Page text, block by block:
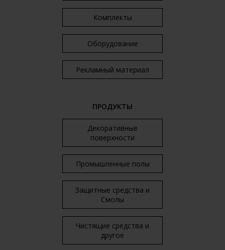
Комплекты
Оборудование
Рекламный материал
ПРОДУКТЫ
Декоративные
поверхности
Промышленные полы
Защитные средства и
Смолы
Чистящие средства и
другое